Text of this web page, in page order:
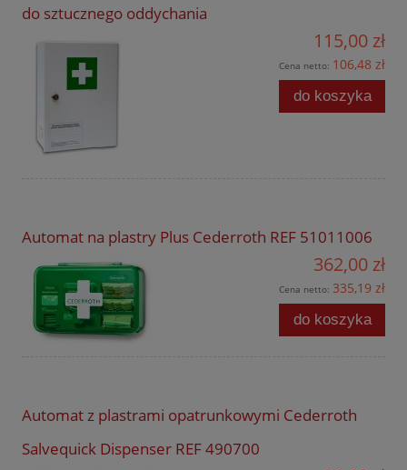
do sztucznego oddychania
115,00 zł
Cena netto: 106,48 zł
do koszyka
Automat na plastry Plus Cederroth REF 51011006
362,00 zł
Cena netto: 335,19 zł
do koszyka
Automat z plastrami opatrunkowymi Cederroth
Salvequick Dispenser REF 490700